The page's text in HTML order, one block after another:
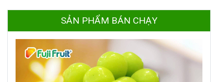
SẢN PHẨM BÁN CHẠY